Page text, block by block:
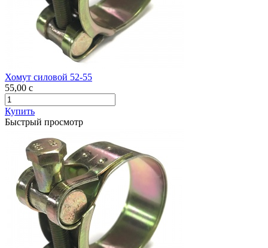
Хомут силовой 52-55
55,00 c
Купить
Быстрый просмотр